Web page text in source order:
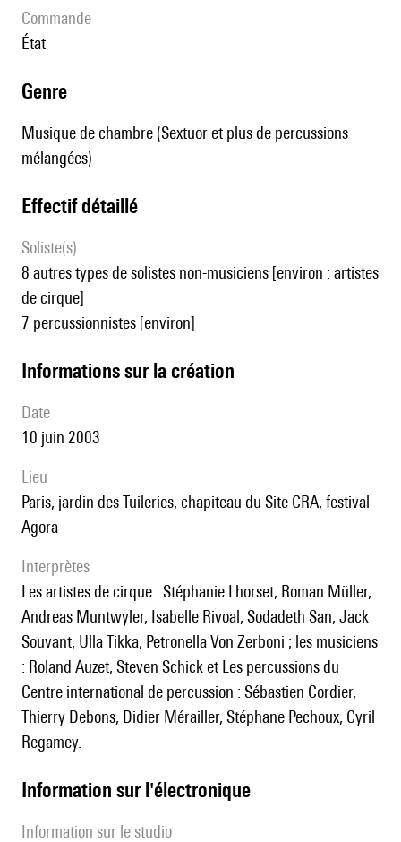
Commande
État
genre
Musique de chambre (Sextuor et plus de percussions
mélangées)
effectif détaillé
Soliste(s)
8 autres types de solistes non-musiciens [environ : artistes
de cirque]
7 percussionnistes [environ]
informations sur la création
date
10 juin 2003
lieu
Paris, jardin des Tuileries, chapiteau du Site CRA, festival
Agora
interprètes
les artistes de cirque : Stéphanie Lhorset, Roman Müller,
Andreas Muntwyler, Isabelle Rivoal, Sodadeth San, Jack
Souvant, Ulla Tikka, Petronella Von Zerboni ; les musiciens
: Roland Auzet, Steven Schick et Les percussions du
Centre international de percussion : Sébastien Cordier,
Thierry Debons, Didier Mérailler, Stéphane Pechoux, Cyril
Regamey.
Information sur l'électronique
Information sur le studio